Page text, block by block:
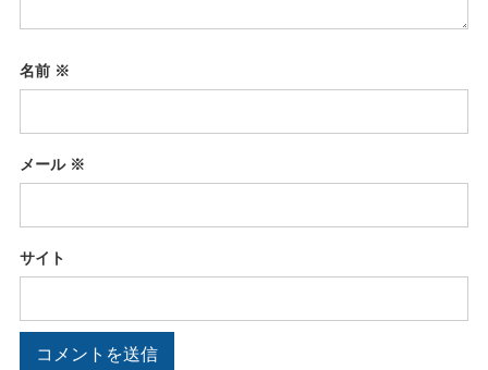
名前 ※
メール ※
サイト